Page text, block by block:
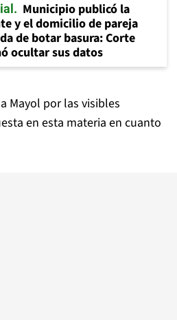
Municipio publicó la
y el domicilio de pareja
de botar basura: Corte
ocultar sus datos
Mayol por las visibles
en esta materia en cuanto